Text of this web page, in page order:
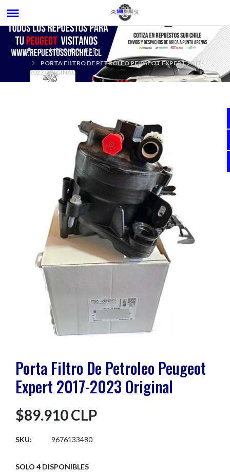
MERCADOLIBRE
PORTA FILTRO DE PETROLEO PEUGEOT EXPERT 2017-
2023 ORIGINAL
Porta Filtro De Petroleo Peugeot
Expert 2017-2023 Original
$89.910 CLP
SKU: 9676133480
SOLO 4 DISPONIBLES